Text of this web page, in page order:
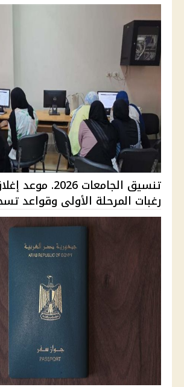
تنسيق الجامعات
رغبات المرحلة الأولى وقواعد